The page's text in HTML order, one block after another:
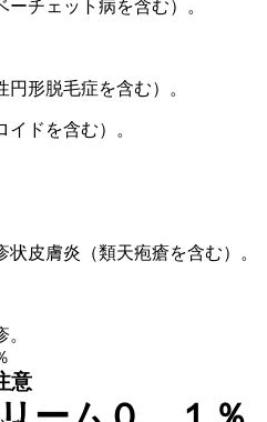
チェット病を含む）。
形脱毛症を含む）。
ドを含む）。
皮膚炎（類天疱瘡を含む）。
意